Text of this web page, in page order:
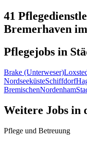
41
Bremerhaven
Pflegejobs in
Brake (Unterweser)
NordseeküsteSchiffdorf
BremischenNordenham
Weitere Jobs in
Pflege und Betreuung